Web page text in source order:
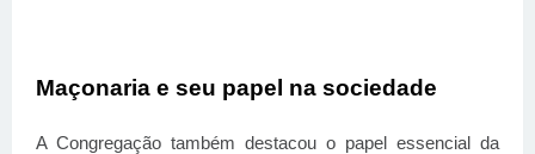
Maçonaria e seu papel na sociedade
A Congregação também destacou o papel essencial da